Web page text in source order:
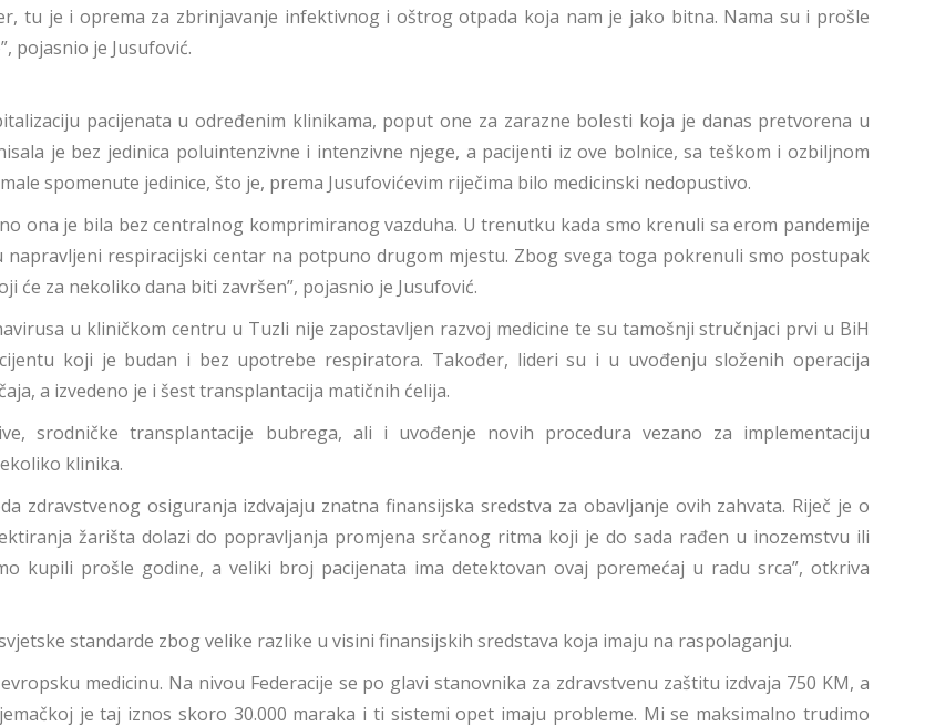
tu je i oprema za zbrinjavanje infektivnog i oštrog otpada koja nam je jako bitna. Nama su i prošle
pojasnio je Jusufović.
pacijenata u određenim klinikama, poput one za zarazne bolesti koja je danas pretvorena u
je bez jedinica poluintenzivne i intenzivne njege, a pacijenti iz ove bolnice, sa teškom i ozbiljnom
spomenute jedinice, što je, prema Jusufovićevim riječima bilo medicinski nedopustivo.
ona je bila bez centralnog komprimiranog vazduha. U trenutku kada smo krenuli sa erom pandemije
respiracijski centar na potpuno drugom mjestu. Zbog svega toga pokrenuli smo postupak
će za nekoliko dana biti završen”, pojasnio je Jusufović.
u kliničkom centru u Tuzli nije zapostavljen razvoj medicine te su tamošnji stručnjaci prvi u BiH
koji je budan i bez upotrebe respiratora. Također, lideri su i u uvođenju složenih operacija
a izvedeno je i šest transplantacija matičnih ćelija.
srodničke transplantacije bubrega, ali i uvođenje novih procedura vezano za implementaciju
klinika.
zdravstvenog osiguranja izdvajaju znatna finansijska sredstva za obavljanje ovih zahvata. Riječ je o
žarišta dolazi do popravljanja promjena srčanog ritma koji je do sada rađen u inozemstvu ili
kupili prošle godine, a veliki broj pacijenata ima detektovan ovaj poremećaj u radu srca”, otkriva
standarde zbog velike razlike u visini finansijskih sredstava koja imaju na raspolaganju.
medicinu. Na nivou Federacije se po glavi stanovnika za zdravstvenu zaštitu izdvaja 750 KM, a
je taj iznos skoro 30.000 maraka i ti sistemi opet imaju probleme. Mi se maksimalno trudimo